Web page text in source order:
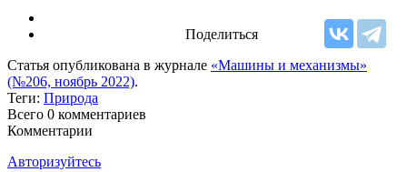
Поделиться
Статья опубликована в журнале «Машины и механизмы»
(№206, ноябрь 2022).
Теги: Природа
Всего 0 комментариев
Комментарии
Авторизуйтесь